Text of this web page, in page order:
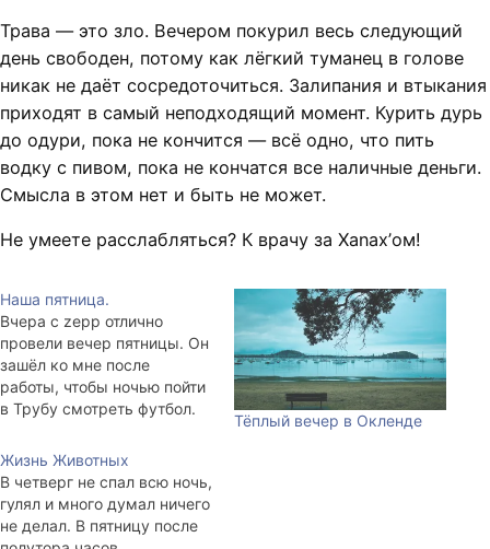
Трава — это зло. Вечером покурил весь следующий
день свободен, потому как лёгкий туманец в голове
никак не даёт сосредоточиться. Залипания и втыкания
приходят в самый неподходящий момент. Курить дурь
до одури, пока не кончится — всё одно, что пить
водку с пивом, пока не кончатся все наличные деньги.
Смысла в этом нет и быть не может.
Не умеете расслабляться? К врачу за Xanax’ом!
Наша пятница.
Вчера с zepp отлично
провели вечер пятницы. Он
зашёл ко мне после
работы, чтобы ночью пойти
в Трубу смотреть футбол.
пива, которая была в
холодильнике. В итоге он
заснул на диване часов в 11
вечера, пока смотрели
Монти Пайтона. Потом
Тёплый вечер в Окленде
Жизнь Животных
В четверг не спал всю ночь,
гулял и много думал ничего
не делал. В пятницу после